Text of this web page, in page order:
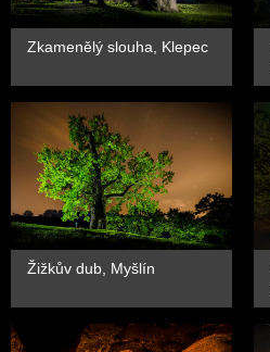
Zkamenělý slouha, Klepec
Žižkův dub, Myšlín